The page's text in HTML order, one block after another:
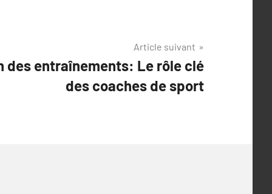
Article suivant
des entraînements: Le rôle clé
des coaches de sport